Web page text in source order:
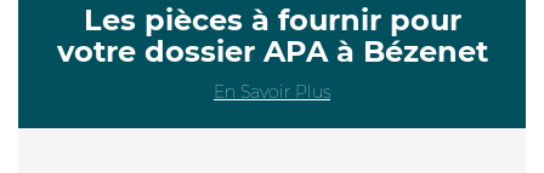
Les pièces à fournir pour
votre dossier APA à Bézenet
En Savoir Plus